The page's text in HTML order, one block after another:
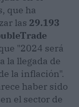
que ha
las 29.193
"2024 será
la llegada de
la inflación".
haber sido
el sector de